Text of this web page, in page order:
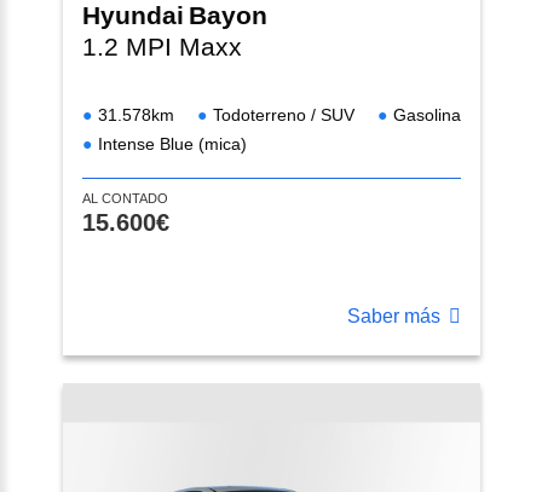
Hyundai Bayon
1.2 MPI Maxx
31.578km Todoterreno / SUV
Gasolina
Intense Blue (mica)
AL CONTADO
15.600€
Saber más